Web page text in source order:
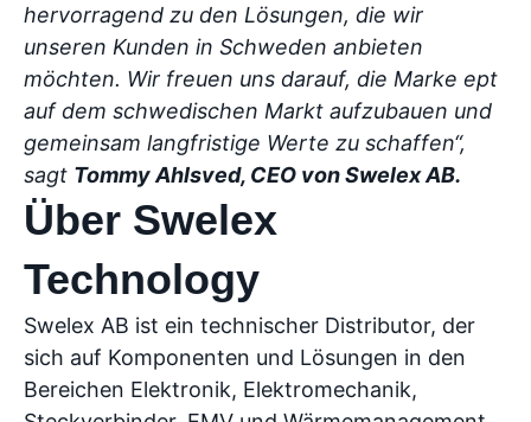
hervorragend zu den Lösungen, die wir
unseren Kunden in Schweden anbieten
möchten. Wir freuen uns darauf, die Marke ept
auf dem schwedischen Markt aufzubauen und
gemeinsam langfristige Werte zu schaffen“,
sagt Tommy Ahlsved, CEO von Swelex AB.
Über Swelex
Technology
Swelex AB ist ein technischer Distributor, der
sich auf Komponenten und Lösungen in den
Bereichen Elektronik, Elektromechanik,